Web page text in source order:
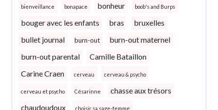
bienveillance bonapace bonheur boob's and Burps
bouger avec les enfants bras
bruxelles
bullet journal
burn-out
burn-out maternel
burn-out parental
Camille Bataillon
Carine Craen
cerveau cerveau & psycho
cerveau et psycho Césarinne
chasse aux trésors
chaudoudoux
choisir sa sage-femme